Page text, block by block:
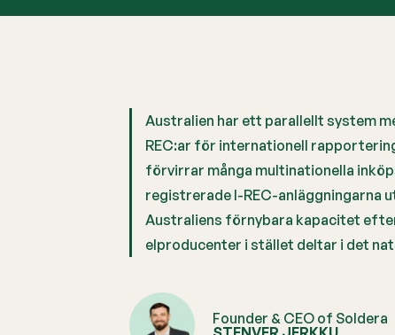
Australien har ett parallellt system
REC:ar för internationell
förvirrar många multinationella
registrerade I-REC-anläggningarna
Australiens förnybara kapacitet
elproducenter i stället deltar i det
Founder & CEO of Soldera